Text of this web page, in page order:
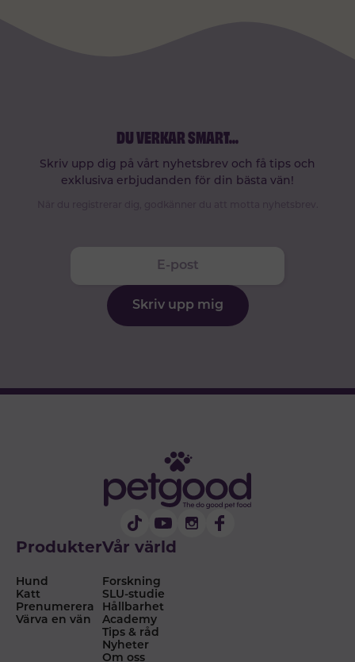
DU VERKAR SMART...
Skriv upp dig på vårt nyhetsbrev och få tips och
exklusiva erbjudanden för din bästa vän!
Skriv upp mig
Produkter
Hund
Katt
Prenumerera
Värva en vän
Vår värld
Forskning
SLU-studie
Hållbarhet
Academy
Tips & råd
Nyheter
Om oss